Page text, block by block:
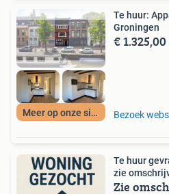
Meer op onze site
Te huur:
Groningen
€ 1.325,00
Bezoek
Te huur
zie
Zie